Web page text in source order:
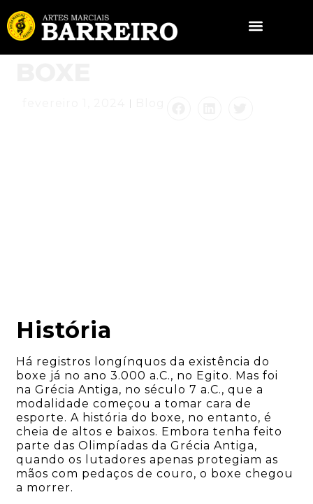
História
Há registros longínquos da existência do
boxe já no ano 3.000 a.C., no Egito. Mas foi
na Grécia Antiga, no século 7 a.C., que a
modalidade começou a tomar cara de
esporte. A história do boxe, no entanto, é
cheia de altos e baixos. Embora tenha feito
parte das Olimpíadas da Grécia Antiga,
quando os lutadores apenas protegiam as
mãos com pedaços de couro, o boxe chegou
a morrer.